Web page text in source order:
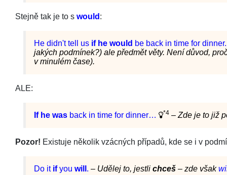
Stejně tak je to s would :
He didn't tell us if he would be back in time for dinner.
jakých podmínek?) ale předmět věty. Není důvod,
v minulém čase).
ALE:
If he was back in time for dinner… *4 – Zde je to již
Pozor! Existuje několik vzácných případů, kde se i v
Do it ifyou will . – Udělej to, jestli chceš – zde však